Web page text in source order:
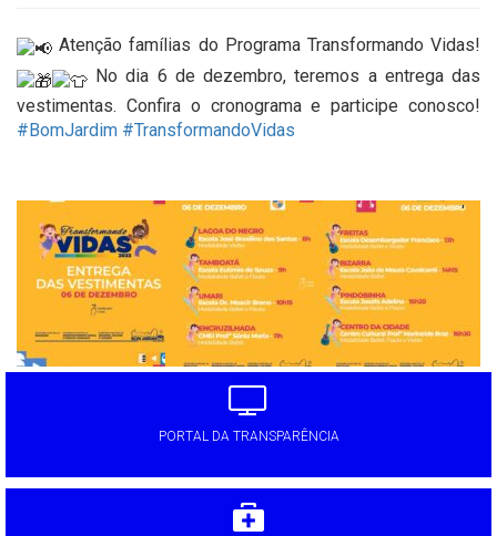
Atenção famílias do Programa Transformando Vidas!
No dia 6 de dezembro, teremos a entrega das
vestimentas. Confira o cronograma e participe conosco!
#BomJardim #TransformandoVidas
PORTAL DA TRANSPARÊNCIA
'